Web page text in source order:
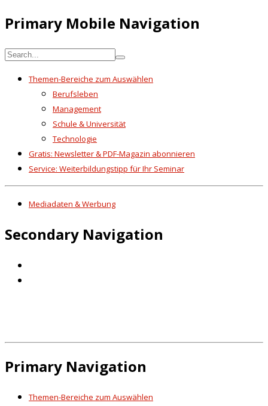
Primary Mobile Navigation
Themen-Bereiche zum Auswählen
Berufsleben
Management
Schule & Universität
Technologie
Gratis: Newsletter & PDF-Magazin abonnieren
Service: Weiterbildungstipp für Ihr Seminar
Mediadaten & Werbung
Secondary Navigation
Primary Navigation
Themen-Bereiche zum Auswählen